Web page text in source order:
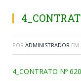
POR ADMINISTRADOR EM
4_CONTRATO Nº